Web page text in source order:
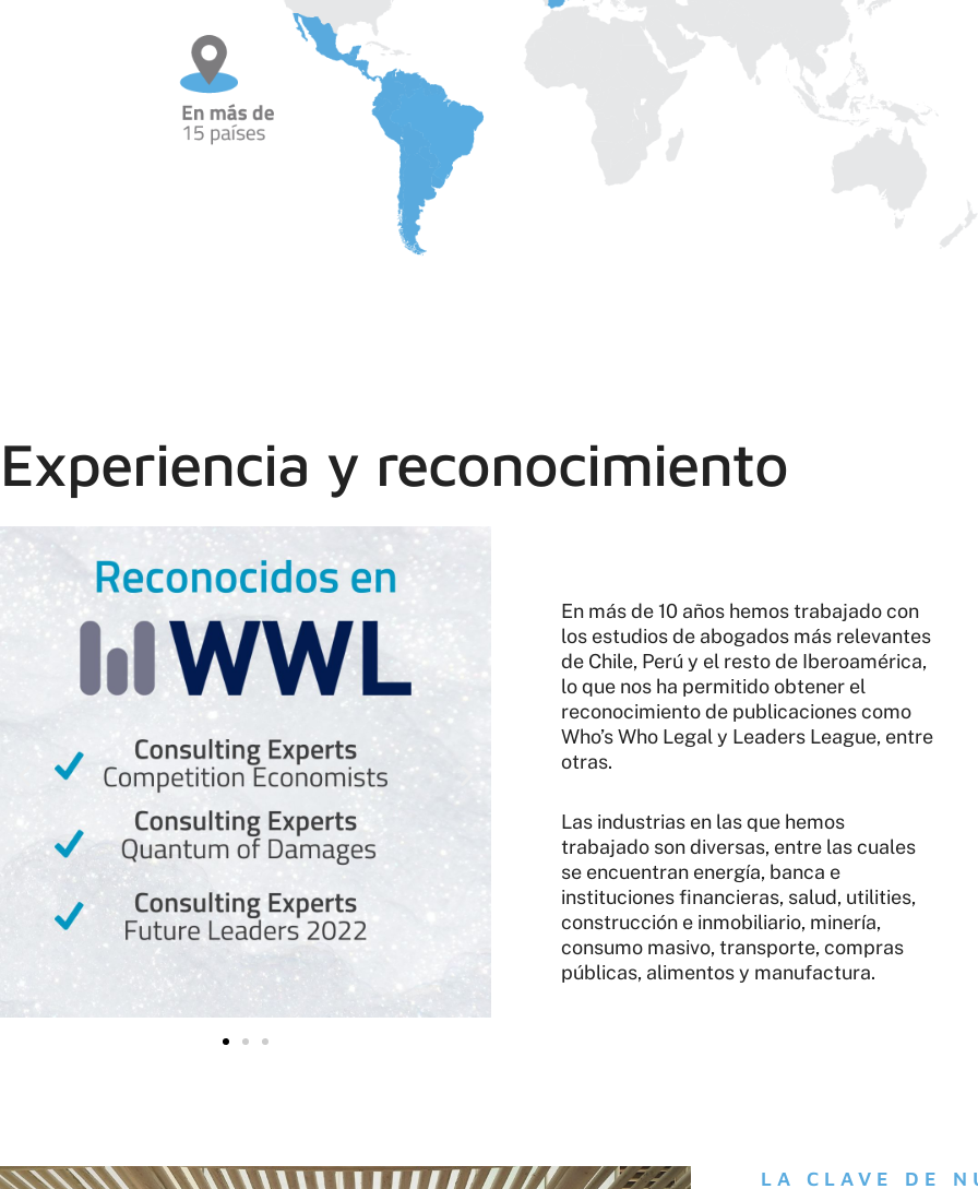
Experiencia y reconocimiento
En más de 10 años hemos trabajado con
los estudios de abogados más relevantes
de Chile, Perú y el resto de Iberoamérica,
lo que nos ha permitido obtener el
reconocimiento de publicaciones como
Who’s Who Legal y Leaders League, entre
otras.
Las industrias en las que hemos
trabajado son diversas, entre las cuales
se encuentran energía, banca e
instituciones financieras, salud, utilities,
construcción e inmobiliario, minería,
consumo masivo, transporte, compras
públicas, alimentos y manufactura.
LA CLAVE DE